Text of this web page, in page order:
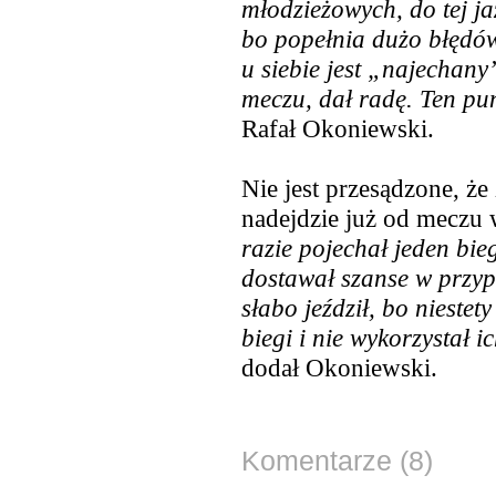
młodzieżowych, do tej
bo popełnia dużo
u siebie jest
meczu, dał radę. Ten
Rafał Okoniewski.
Nie jest przesądzone,
nadejdzie już od
razie pojechał jeden
dostawał szanse w
słabo jeździł, bo
biegi i nie wykorzystał
dodał Okoniewski.
Komentarze (8)